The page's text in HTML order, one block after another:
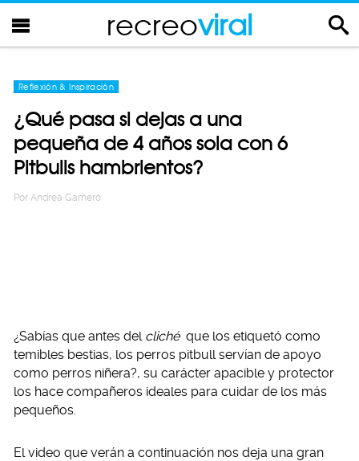
recreoviral
Reflexión & Inspiración
¿Qué pasa si dejas a una
pequeña de 4 años sola con 6
Pitbulls hambrientos?
Por Andrea Gamero
¿Sabías que antes del cliché que los etiquetó como
temibles bestias, los perros pitbull servían de apoyo
como perros niñera?, su carácter apacible y protector
los hace compañeros ideales para cuidar de los más
pequeños.
El video que verán a continuación nos deja una gran